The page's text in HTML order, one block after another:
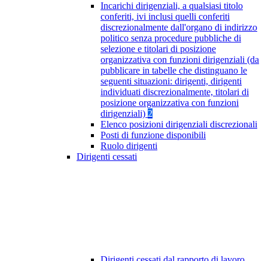
Incarichi dirigenziali, a qualsiasi titolo
conferiti, ivi inclusi quelli conferiti
discrezionalmente dall'organo di indirizzo
politico senza procedure pubbliche di
selezione e titolari di posizione
organizzativa con funzioni dirigenziali (da
pubblicare in tabelle che distinguano le
seguenti situazioni: dirigenti, dirigenti
individuati discrezionalmente, titolari di
posizione organizzativa con funzioni
dirigenziali) 2
Elenco posizioni dirigenziali discrezionali
Posti di funzione disponibili
Ruolo dirigenti
Dirigenti cessati